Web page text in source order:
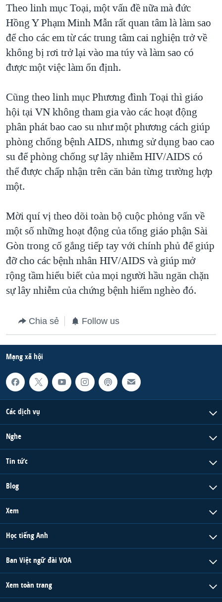
Theo linh mục Toại, một vấn đề nữa mà đức
Hồng Y Phạm Minh Mẫn rất quan tâm là làm sao
để cho các em từ các trung tâm cai nghiện trở về
không bị rơi trở lại vào ma túy và làm sao có
được một việc làm ổn định.
Cũng theo linh mục Phương đình Toại thì giáo
hội tại VN không tham gia vào các hoạt động
phân phát bao cao su như một phương cách giúp
phòng chống bệnh AIDS, nhưng sử dụng bao cao
su để phòng chống sự lây nhiễm HIV/AIDS có
thể được chấp nhận trên căn bản từng trường hợp
một.
Mời quí vị theo dõi toàn bộ cuộc phỏng vấn về
một số những hoạt động của tổng giáo phận Sài
Gòn trong cố gắng tiếp tay với chính phủ để giúp
đỡ cho các bệnh nhân HIV/AIDS và giúp mở
rộng tầm hiểu biết của mọi người hầu ngăn chặn
sự lây nhiễm của chứng bệnh hiểm nghèo đó.
Chia sẻ Follow us
Mạng xã hội
Các dịch vụ
Nghe
Tin tức
Blog
Xem
Học tiếng Anh
Ban Việt ngữ đài VOA
Xem toàn trang